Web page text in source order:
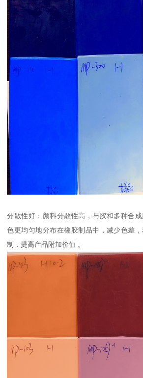
分散性好：颜料分散性高，与胶和多种合
色更均匀地分布在橡胶制品中，减少色差
制，提高产品附加价值 。